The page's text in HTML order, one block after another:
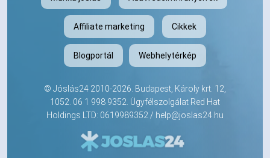
Affiliate marketing Cikkek
Blogportál Webhelytérkép
© Jóslás24 2010-2026. Budapest, Károly krt. 12,
1052. 06 1 998 9352 . Ügyfélszolgálat Red Hat
Holdings LTD: 0619989352 / help@joslas24.hu